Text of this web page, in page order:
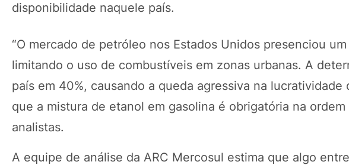
disponibilidade naquele país.
“O mercado de petróleo nos Estados Unidos presenciou
limitando o uso de combustíveis em zonas urbanas. A
país em 40%, causando a queda agressiva na
que a mistura de etanol em gasolina é obrigatória na
analistas.
A equipe de análise da ARC Mercosul estima que algo